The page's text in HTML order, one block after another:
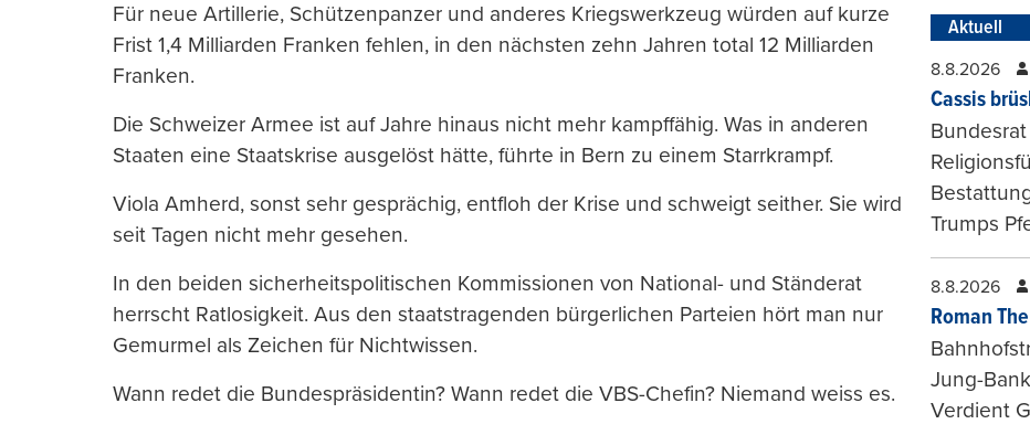
Für neue Artillerie, Schützenpanzer und anderes Kriegswerkzeug würden auf kurze
Frist 1,4 Milliarden Franken fehlen, in den nächsten zehn Jahren total 12 Milliarden
Franken.
Die Schweizer Armee ist auf Jahre hinaus nicht mehr kampffähig. Was in anderen
Staaten eine Staatskrise ausgelöst hätte, führte in Bern zu einem Starrkrampf.
Viola Amherd, sonst sehr gesprächig, entfloh der Krise und schweigt seither. Sie wird
seit Tagen nicht mehr gesehen.
In den beiden sicherheitspolitischen Kommissionen von National- und Ständerat
herrscht Ratlosigkeit. Aus den staatstragenden bürgerlichen Parteien hört man nur
Gemurmel als Zeichen für Nichtwissen.
Wann redet die Bundespräsidentin? Wann redet die VBS-Chefin? Niemand weiss es.
Aktuell
8.8.2026
Cassis
Trumps
8.8.2026
Roman
Jung-
Verdient